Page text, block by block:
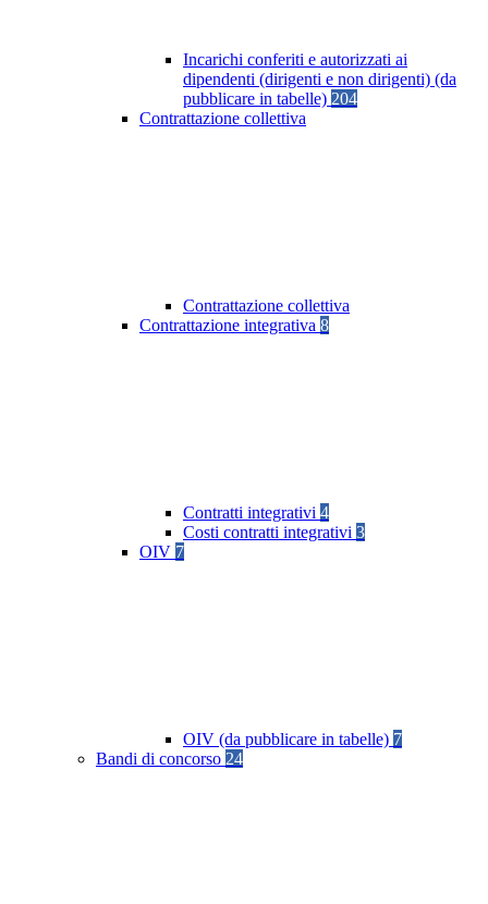
Incarichi conferiti e autorizzati ai
dipendenti (dirigenti e non dirigenti) (da
pubblicare in tabelle) 204
Contrattazione collettiva
Contrattazione collettiva
Contrattazione integrativa 8
Contratti integrativi 4
Costi contratti integrativi 3
OIV 7
OIV (da pubblicare in tabelle) 7
Bandi di concorso 24